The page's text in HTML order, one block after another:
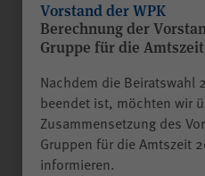
Alle Felder sind Pflichtfelder.
Vorstand der WPK
Berechnung der
Gruppe für die Amtszeit
Nachdem die Beiratswahl
beendet ist, möchten wir
Zusammensetzung des
Gruppen für die Amtszeit
informieren.
Anbieter
Gilt